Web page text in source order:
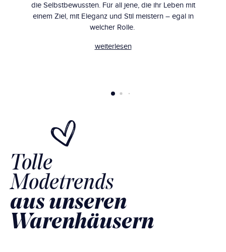
die Selbstbewussten. Für all jene, die ihr Leben mit
einem Ziel, mit Eleganz und Stil meistern – egal in
welcher Rolle.
weiterlesen
Tolle
Modetrends
aus unseren
Warenhäusern